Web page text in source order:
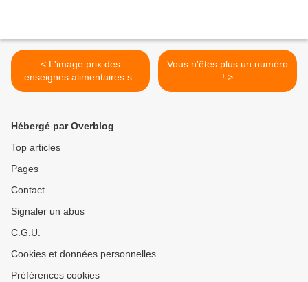
< L'image prix des
enseignes alimentaires se
dégrade !
Vous n'êtes plus un numéro
! >
Hébergé par Overblog
Top articles
Pages
Contact
Signaler un abus
C.G.U.
Cookies et données personnelles
Préférences cookies